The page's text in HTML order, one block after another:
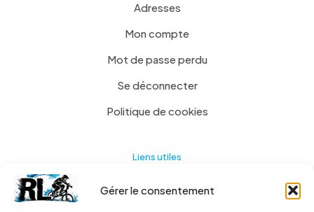
Gérer le consentement
Adresses
Mon compte
Mot de passe perdu
Se déconnecter
Politique de cookies
Liens utiles
Actualités